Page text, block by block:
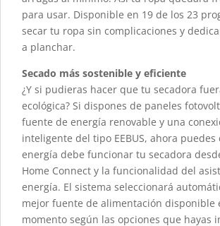
para usar. Disponible en 19 de los 23
secar tu ropa sin complicaciones y
a planchar.
Secado más sostenible y eficiente
¿Y si pudieras hacer que tu secadora
ecológica? Si dispones de paneles
fuente de energía renovable y una
inteligente del tipo EEBUS, ahora
energía debe funcionar tu secadora
Home Connect y la funcionalidad del
energía. El sistema seleccionará
mejor fuente de alimentación disponible
momento según las opciones que hayas